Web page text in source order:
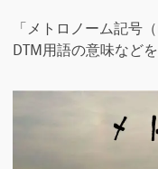
「メトロノーム記号
DTM用語の意味など